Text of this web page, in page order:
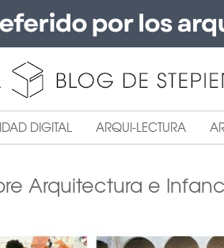
DIGITAL ARQUI-LECTURA
Arquitectura e